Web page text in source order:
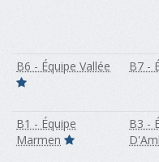
B6 - Équipe Vallée B7 -
B1 - Équipe
Marmen
B3 -